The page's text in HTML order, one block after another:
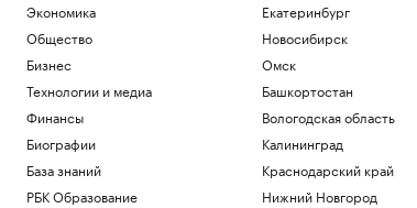
Экономика
Общество
Бизнес
Технологии и медиа
Финансы
Биографии
База знаний
РБК Образование
Екатеринбург
Новосибирск
Омск
Башкортостан
Вологодская область
Калининград
Краснодарский край
Нижний Новгород